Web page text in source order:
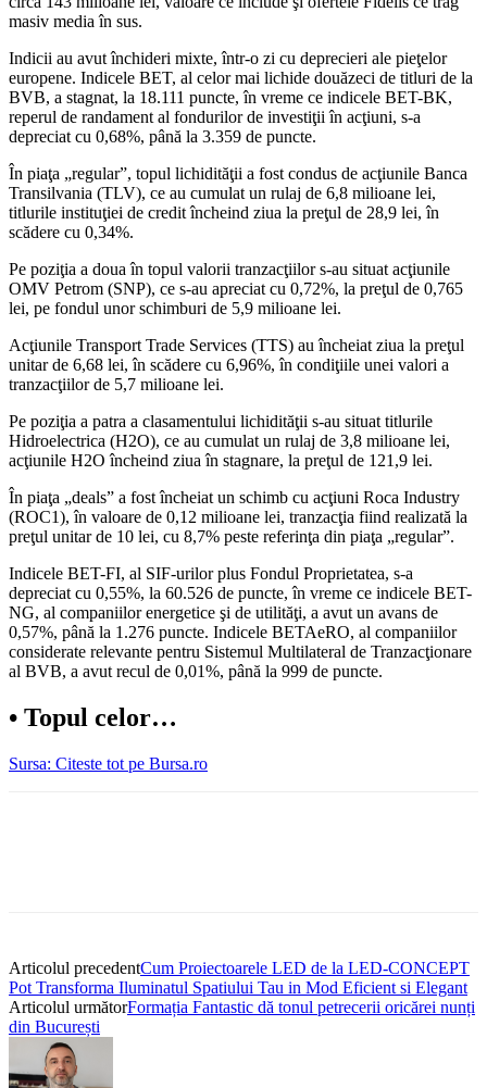
masiv media în sus.
Indicii au avut închideri mixte, într-o zi cu deprecieri ale pieţelor
europene. Indicele BET, al celor mai lichide douăzeci de titluri de la
BVB, a stagnat, la 18.111 puncte, în vreme ce indicele BET-BK,
reperul de randament al fondurilor de investiţii în acţiuni, s-a
depreciat cu 0,68%, până la 3.359 de puncte.
În piaţa „regular”, topul lichidităţii a fost condus de acţiunile Banca
Transilvania (TLV), ce au cumulat un rulaj de 6,8 milioane lei,
titlurile instituţiei de credit încheind ziua la preţul de 28,9 lei, în
scădere cu 0,34%.
Pe poziţia a doua în topul valorii tranzacţiilor s-au situat acţiunile
OMV Petrom (SNP), ce s-au apreciat cu 0,72%, la preţul de 0,765
lei, pe fondul unor schimburi de 5,9 milioane lei.
Acţiunile Transport Trade Services (TTS) au încheiat ziua la preţul
unitar de 6,68 lei, în scădere cu 6,96%, în condiţiile unei valori a
tranzacţiilor de 5,7 milioane lei.
Pe poziţia a patra a clasamentului lichidităţii s-au situat titlurile
Hidroelectrica (H2O), ce au cumulat un rulaj de 3,8 milioane lei,
acţiunile H2O încheind ziua în stagnare, la preţul de 121,9 lei.
În piaţa „deals” a fost încheiat un schimb cu acţiuni Roca Industry
(ROC1), în valoare de 0,12 milioane lei, tranzacţia fiind realizată la
preţul unitar de 10 lei, cu 8,7% peste referinţa din piaţa „regular”.
Indicele BET-FI, al SIF-urilor plus Fondul Proprietatea, s-a
depreciat cu 0,55%, la 60.526 de puncte, în vreme ce indicele BET-
NG, al companiilor energetice şi de utilităţi, a avut un avans de
0,57%, până la 1.276 puncte. Indicele BETAeRO, al companiilor
considerate relevante pentru Sistemul Multilateral de Tranzacţionare
al BVB, a avut recul de 0,01%, până la 999 de puncte.
• Topul celor…
Sursa: Citeste tot pe Bursa.ro
Articolul precedentCum Proiectoarele LED de la LED-CONCEPT
Pot Transforma Iluminatul Spatiului Tau in Mod Eficient si Elegant
Articolul următorFormația Fantastic dă tonul petrecerii oricărei nunți
din București